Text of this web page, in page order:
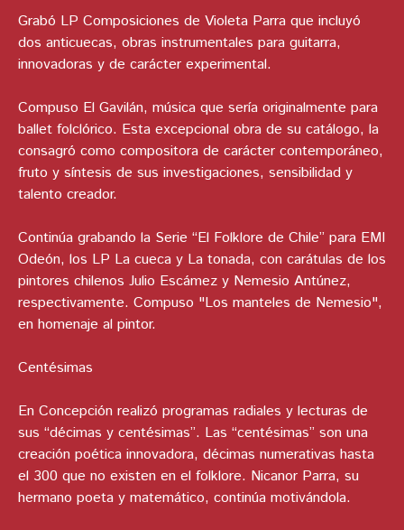
Grabó LP Composiciones de Violeta Parra que incluyó
dos anticuecas, obras instrumentales para guitarra,
innovadoras y de carácter experimental.
Compuso El Gavilán, música que sería originalmente para
ballet folclórico. Esta excepcional obra de su catálogo, la
consagró como compositora de carácter contemporáneo,
fruto y síntesis de sus investigaciones, sensibilidad y
talento creador.
Continúa grabando la Serie “El Folklore de Chile” para EMI
Odeón, los LP La cueca y La tonada, con carátulas de los
pintores chilenos Julio Escámez y Nemesio Antúnez,
respectivamente. Compuso "Los manteles de Nemesio",
en homenaje al pintor.
Centésimas
En Concepción realizó programas radiales y lecturas de
sus “décimas y centésimas”. Las “centésimas” son una
creación poética innovadora, décimas numerativas hasta
el 300 que no existen en el folklore. Nicanor Parra, su
hermano poeta y matemático, continúa motivándola.